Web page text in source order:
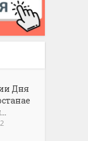
Дня